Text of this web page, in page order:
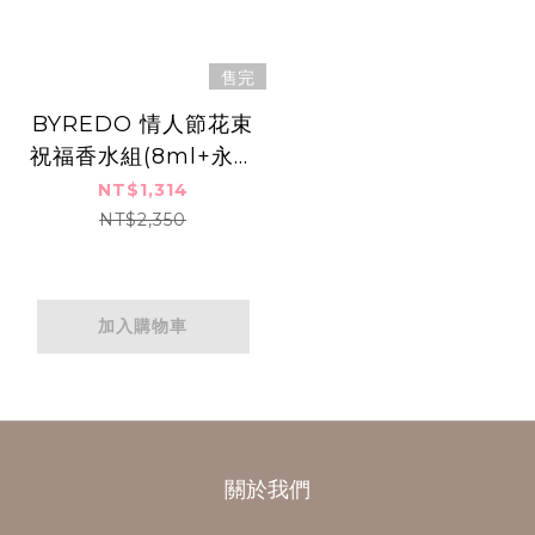
售完
BYREDO 情人節花束
祝福香水組(8ml+永生
花祝福花束+精美禮
袋)-多款
NT$1,314
NT$2,350
加入購物車
關於我們